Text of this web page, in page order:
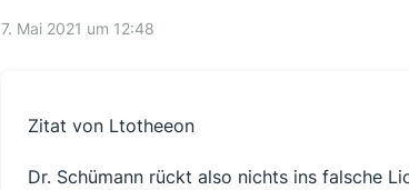
7. Mai 2021 um 12:48
Zitat von Ltotheeon
Dr. Schümann rückt also nichts ins falsche